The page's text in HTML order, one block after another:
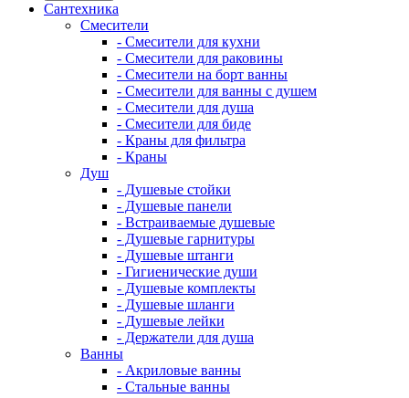
Сантехника
Смесители
- Смесители для кухни
- Смесители для раковины
- Смесители на борт ванны
- Смесители для ванны с душем
- Смесители для душа
- Смесители для биде
- Краны для фильтра
- Краны
Душ
- Душевые стойки
- Душевые панели
- Встраиваемые душевые
- Душевые гарнитуры
- Душевые штанги
- Гигиенические души
- Душевые комплекты
- Душевые шланги
- Душевые лейки
- Держатели для душа
Ванны
- Акриловые ванны
- Стальные ванны